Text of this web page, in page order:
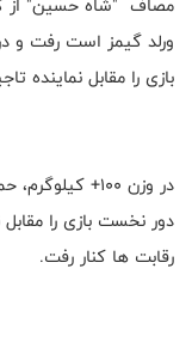
بازی را مقابل نماینده
در وزن 100+
دور نخست بازی را مقابل
رقابت ها کنار رفت.